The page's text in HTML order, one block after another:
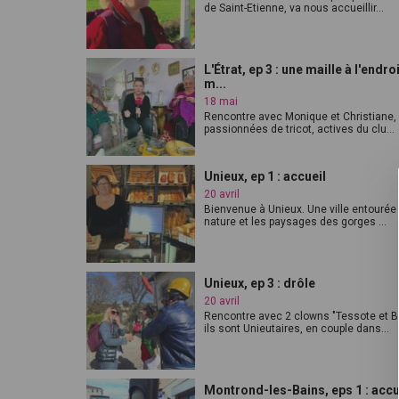
de Saint-Etienne, va nous accueillir...
L'Étrat, ep 3 : une maille à
m...
18 mai
Rencontre avec Monique et Christiane,
passionnées de tricot, actives du clu...
Unieux, ep 1 : accueil
20 avril
Bienvenue à Unieux. Une ville entourée
nature et les paysages des gorges ...
Unieux, ep 3 : drôle
20 avril
Rencontre avec 2 clowns "Tessote et
ils sont Unieutaires, en couple dans...
Montrond-les-Bains, eps 1 :